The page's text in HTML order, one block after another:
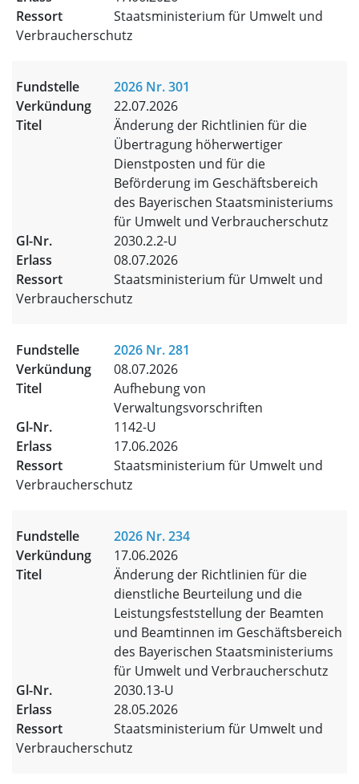
Staatsministerium für Umwelt und
Verbraucherschutz
2026 Nr. 301
22.07.2026
Änderung der Richtlinien für die
Übertragung höherwertiger
Dienstposten und für die
Beförderung im Geschäftsbereich
des Bayerischen Staatsministeriums
für Umwelt und Verbraucherschutz
2030.2.2-U
08.07.2026
Staatsministerium für Umwelt und
Verbraucherschutz
2026 Nr. 281
08.07.2026
Aufhebung von
Verwaltungsvorschriften
1142-U
17.06.2026
Staatsministerium für Umwelt und
Verbraucherschutz
2026 Nr. 234
17.06.2026
Änderung der Richtlinien für die
dienstliche Beurteilung und die
Leistungsfeststellung der Beamten
und Beamtinnen im Geschäftsbereich
des Bayerischen Staatsministeriums
für Umwelt und Verbraucherschutz
2030.13-U
28.05.2026
Staatsministerium für Umwelt und
Verbraucherschutz